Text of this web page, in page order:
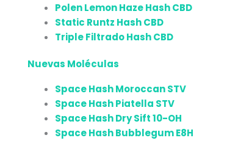
Polen Lemon Haze Hash CBD
Static Runtz Hash CBD
Triple Filtrado Hash CBD
Nuevas Moléculas
Space Hash Moroccan STV
Space Hash Piatella STV
Space Hash Dry Sift 10-OH
Space Hash Bubblegum E8H